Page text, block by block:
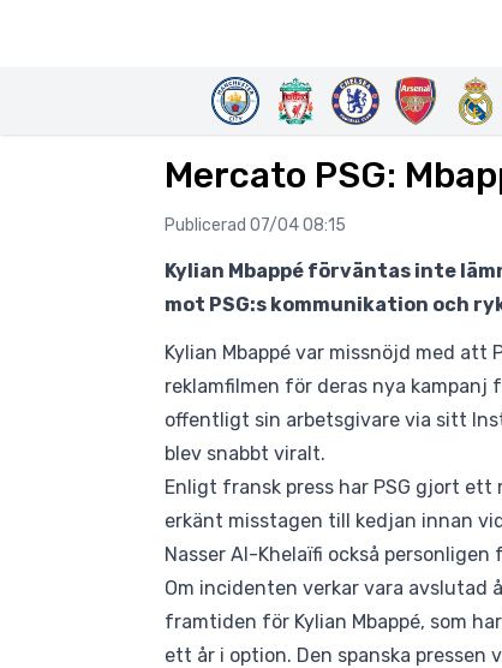
Mercato PSG:
Publicerad 07/04 08:15
Kylian Mbappé förväntas inte
mot PSG:s kommunikation och
Kylian Mbappé var missnöjd med att
reklamfilmen för deras nya kampanj
offentligt sin arbetsgivare via sitt
blev snabbt viralt.
Enligt fransk press har PSG gjort
erkänt misstagen till kedjan innan
Nasser Al-Khelaïfi också
Om incidenten verkar vara avslutad
framtiden för Kylian Mbappé, som
ett år i option. Den spanska pressen